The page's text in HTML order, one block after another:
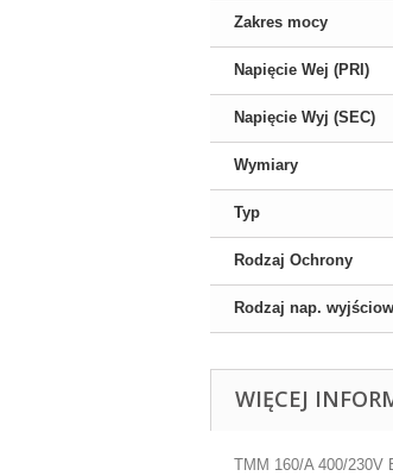
Zakres mocy
Napięcie Wej (PRI)
Napięcie Wyj (SEC)
Wymiary
Typ
Rodzaj Ochrony
Rodzaj nap.
WIĘCEJ
TMM 160/A 400/230V